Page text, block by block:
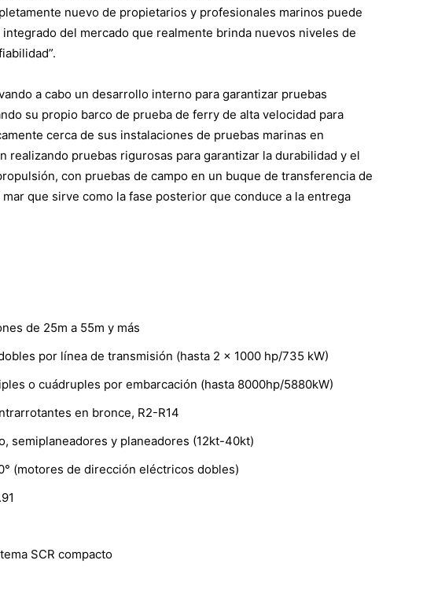
nuevo de propietarios y profesionales marinos puede
del mercado que realmente brinda nuevos niveles de
a cabo un desarrollo interno para garantizar pruebas
su propio barco de prueba de ferry de alta velocidad para
cerca de sus instalaciones de pruebas marinas en
realizando pruebas rigurosas para garantizar la durabilidad y el
con pruebas de campo en un buque de transferencia de
que sirve como la fase posterior que conduce a la entrega
de 25m a 55m y más
por línea de transmisión (hasta 2 x 1000 hp/735 kW)
o cuádruples por embarcación (hasta 8000hp/5880kW)
en bronce, R2-R14
semiplaneadores y planeadores (12kt-40kt)
(motores de dirección eléctricos dobles)
SCR compacto